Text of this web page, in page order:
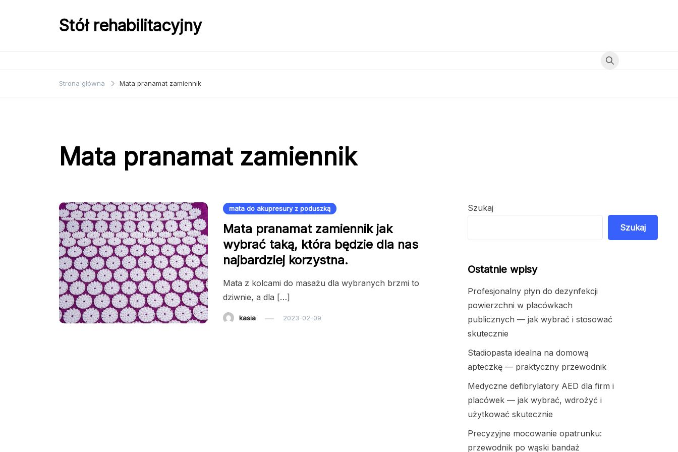
Stół rehabilitacyjny
Strona główna Mata pranamat zamiennik
Mata pranamat zamiennik
mata do akupresury z poduszką
Mata pranamat zamiennik jak
wybrać taką, która będzie dla nas
najbardziej korzystna.
Mata z kolcami do masażu dla wybranych brzmi to
dziwnie, a dla […]
kasia 2023-02-09
Szukaj
Szukaj
Ostatnie wpisy
Profesjonalny płyn do dezynfekcji
powierzchni w placówkach
publicznych — jak wybrać i stosować
skutecznie
Stadiopasta idealna na domową
apteczkę — praktyczny przewodnik
Medyczne defibrylatory AED dla firm i
placówek — jak wybrać, wdrożyć i
użytkować skutecznie
Precyzyjne mocowanie opatrunku:
przewodnik po wąski bandaż